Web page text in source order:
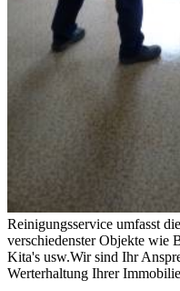
Reinigungsservice umfasst
verschiedenster Objekte wie
Kita's usw.Wir sind Ihr
Werterhaltung Ihrer